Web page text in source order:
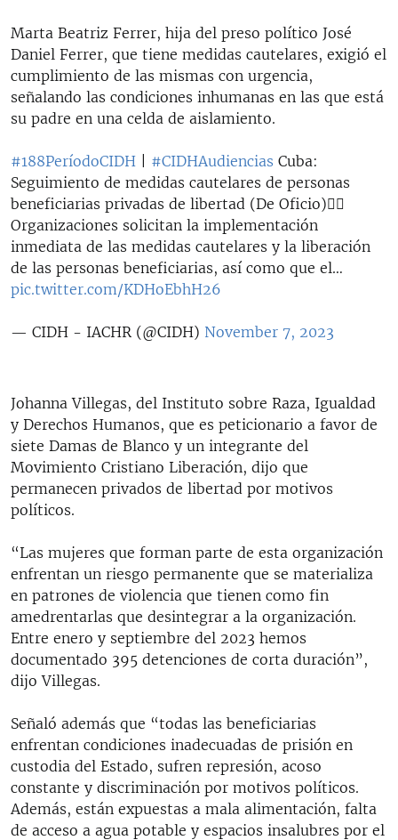
Marta Beatriz Ferrer, hija del preso político José
Daniel Ferrer, que tiene medidas cautelares, exigió el
cumplimiento de las mismas con urgencia,
señalando las condiciones inhumanas en las que está
su padre en una celda de aislamiento.
#188PeríodoCIDH #CIDHAudiencias Cuba:
Seguimiento de medidas cautelares de personas
beneficiarias privadas de libertad (De Oficio)👉🏾
Organizaciones solicitan la implementación
inmediata de las medidas cautelares y la liberación
de las personas beneficiarias, así como que el…
pic.twitter.com/KDHoEbhH26
— CIDH - IACHR (@CIDH) November 7, 2023
Johanna Villegas, del Instituto sobre Raza, Igualdad
y Derechos Humanos, que es peticionario a favor de
siete Damas de Blanco y un integrante del
Movimiento Cristiano Liberación, dijo que
permanecen privados de libertad por motivos
políticos.
“Las mujeres que forman parte de esta organización
enfrentan un riesgo permanente que se materializa
en patrones de violencia que tienen como fin
amedrentarlas que desintegrar a la organización.
Entre enero y septiembre del 2023 hemos
documentado 395 detenciones de corta duración”,
dijo Villegas.
Señaló además que “todas las beneficiarias
enfrentan condiciones inadecuadas de prisión en
custodia del Estado, sufren represión, acoso
constante y discriminación por motivos políticos.
Además, están expuestas a mala alimentación, falta
de acceso a agua potable y espacios insalubres por el